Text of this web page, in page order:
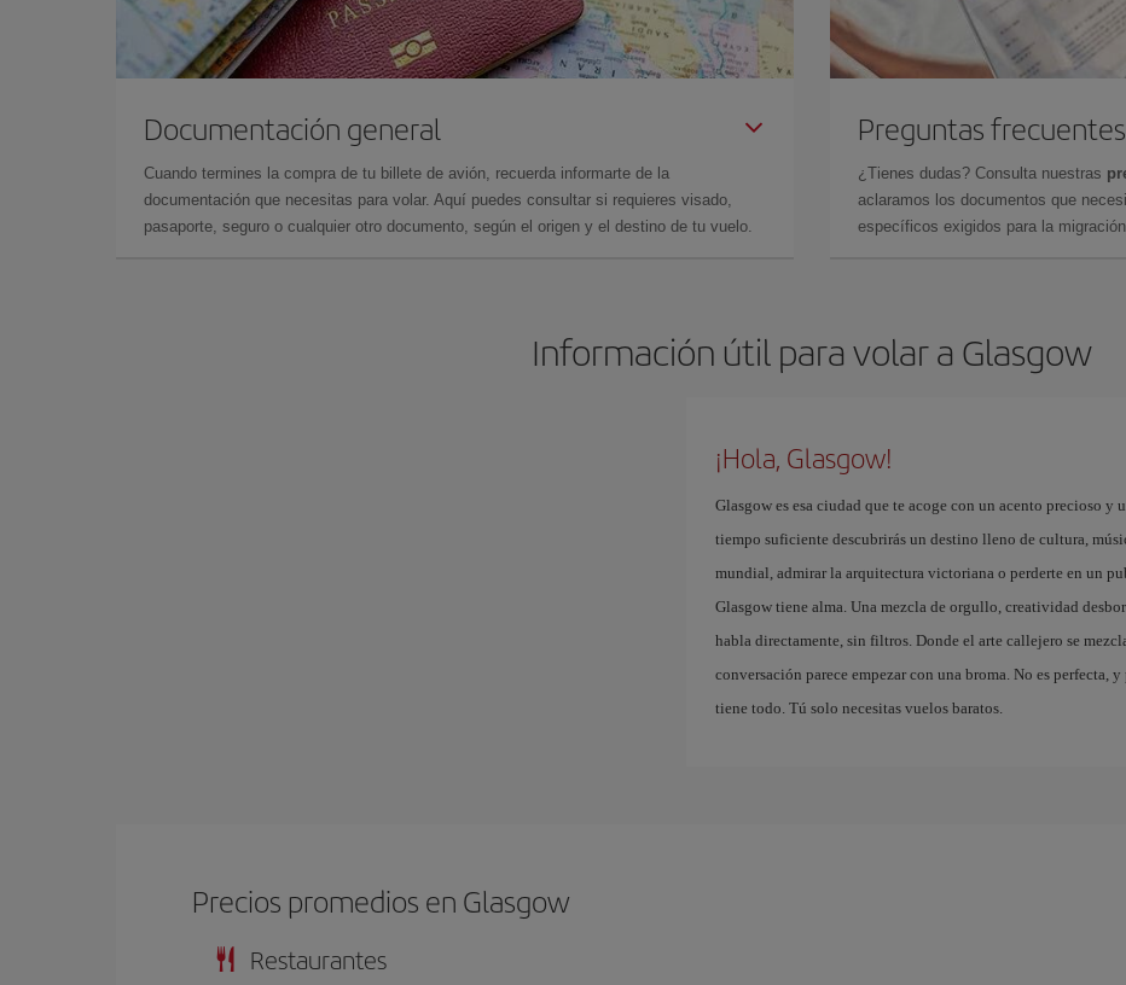
Documentación general
Cuando termines la compra de tu billete de avión, recuerda informarte de la
documentación que necesitas para volar. Aquí puedes consultar si requieres visado,
pasaporte, seguro o cualquier otro documento, según el origen y el destino de tu vuelo.
Preguntas frecuentes
¿Tienes dudas? Consulta nuestras
aclaramos los documentos que
específicos exigidos para la
Información útil para volar a Glasgow
¡Hola, Glasgow!
Glasgow es esa ciudad que te acoge con un acento precioso y
tiempo suficiente descubrirás un destino lleno de cultura,
mundial, admirar la arquitectura victoriana o perderte en un
Glasgow tiene alma. Una mezcla de orgullo, creatividad
habla directamente, sin filtros. Donde el arte callejero se
conversación parece empezar con una broma. No es perfecta,
tiene todo. Tú solo necesitas vuelos baratos.
Precios promedios en Glasgow
Restaurantes